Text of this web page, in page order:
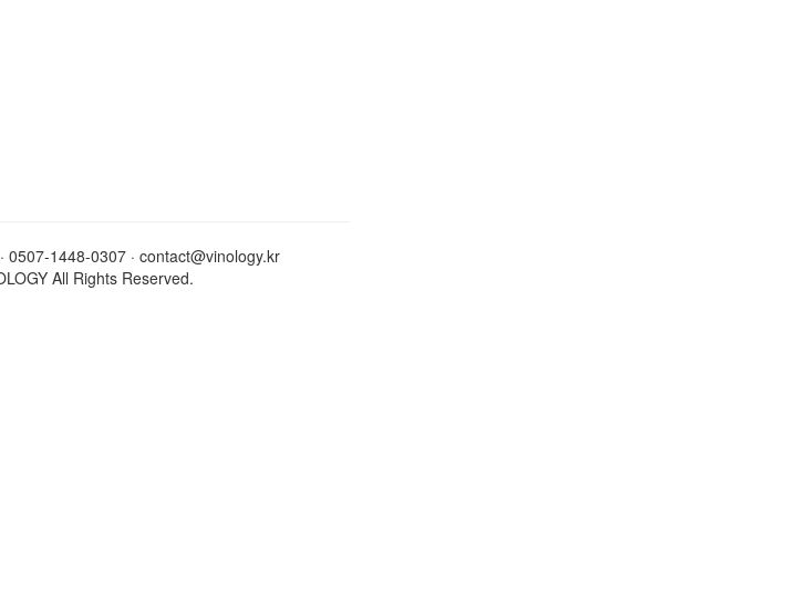
0507-1448-0307 · contact@vinology.kr
All Rights Reserved.